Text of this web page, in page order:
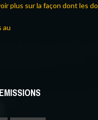
plus sur la façon dont les
au